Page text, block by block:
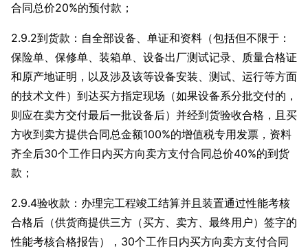
合同总价20%的预付款；
2.9.2到货款：自全部设备、单证和资料（包括但不限于：
保险单、保修单、装箱单、设备出厂测试记录、质量合格证
和原产地证明，以及涉及该等设备安装、测试、运行等方面
的技术文件）到达买方指定现场（如果设备系分批交付的，
则应在卖方交付最后一批设备后）并经到货验收合格，且买
方收到卖方提供合同总金额100%的增值税专用发票，资料
齐全后30个工作日内买方向卖方支付合同总价40%的到货
款；
2.9.4验收款：办理完工程竣工结算并且装置通过性能考核
合格后（供货商提供三方（买方、卖方、最终用户）签字的
性能考核合格报告），30个工作日内买方向卖方支付合同